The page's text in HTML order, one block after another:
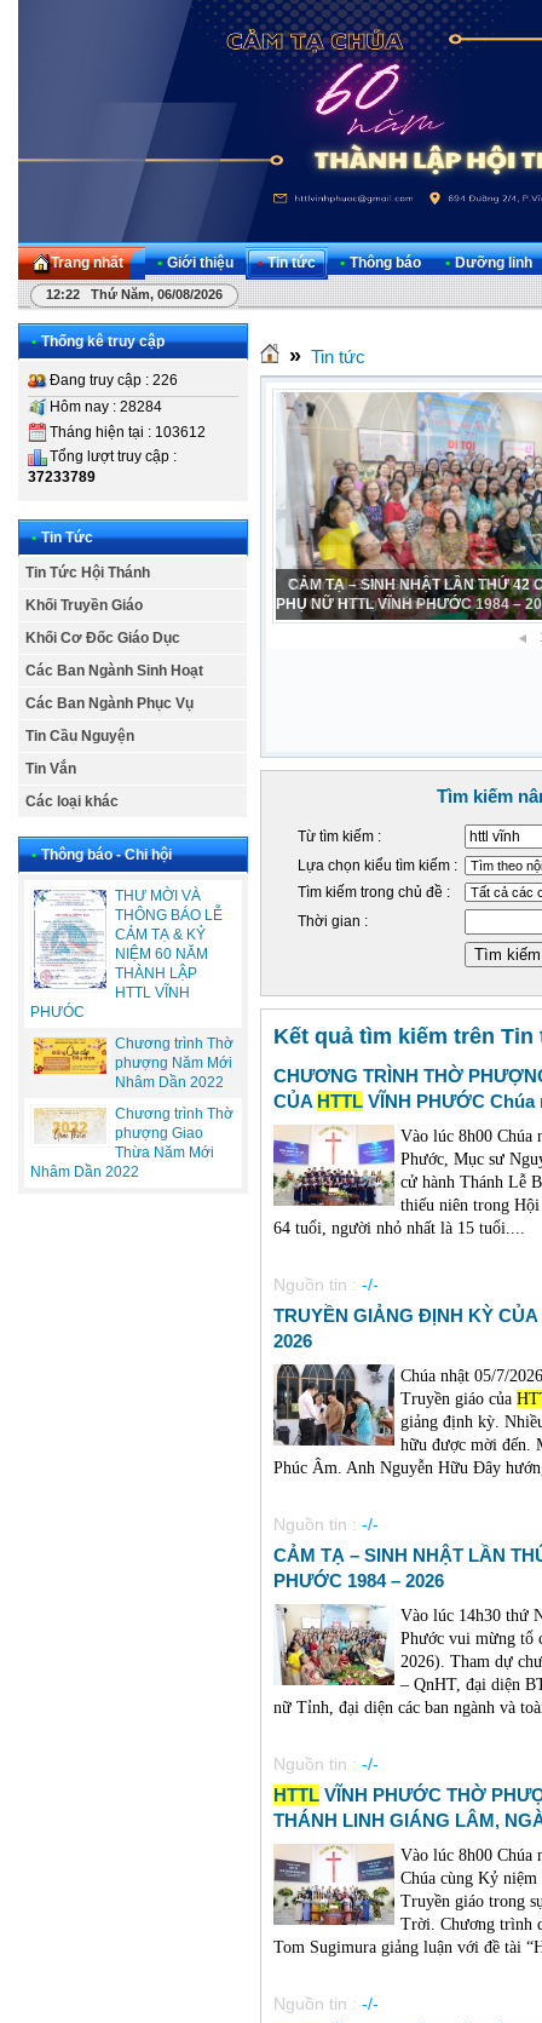
Trang nhất • Giới thiệu • Tin tức • Thông báo • Dưỡng linh
12:22 Thứ Năm, 06/08/2026
• Thống kê truy cập
Đang truy cập : 226
Hôm nay : 28284
Tháng hiện tại : 103612
Tổng lượt truy cập :
37233789
• Tin Tức
Tin Tức Hội Thánh
Khối Truyền Giáo
Khối Cơ Đốc Giáo Dục
Các Ban Ngành Sinh Hoạt
Các Ban Ngành Phục Vụ
Tin Cầu Nguyện
Tin Vắn
Các loại khác
• Thông báo - Chi hội
THƯ MỜI VÀ
THÔNG BÁO LỄ
CẢM TẠ & KỶ
NIỆM 60 NĂM
THÀNH LẬP
HTTL VĨNH
PHƯÓC
Chương trình Thờ
phượng Năm Mới
Nhâm Dần 2022
Chương trình Thờ
phượng Giao
Thừa Năm Mới
Nhâm Dần 2022
» Tin tức
CẢM TẠ – SINH NHẬT LẦN THỨ 42
PHỤ NỮ HTTL VĨNH PHƯỚC 1984 –
Tìm kiếm
Từ tìm kiếm :
Lựa chọn kiểu tìm kiếm :
Tìm kiếm trong chủ đề :
Thời gian :
Kết quả tìm kiếm trên Tin
CHƯƠNG TRÌNH THỜ
CỦA HTTL VĨNH PHƯỚC Chúa
Vào lúc 8h00 Chúa
Phước, Mục sư
cử hành Thánh Lễ
thiếu niên trong
64 tuổi, người nhỏ nhất là 15 tuổi....
Nguồn tin : -/-
TRUYỀN GIẢNG ĐỊNH KỲ CỦA
2026
Chúa nhật 05/7/
Truyền giáo của
giảng định kỳ.
hữu được mời đến.
Phúc Âm. Anh Nguyễn Hữu Đây
Nguồn tin : -/-
CẢM TẠ – SINH NHẬT LẦN
PHƯỚC 1984 – 2026
Vào lúc 14h30 thứ
Phước vui mừng tổ
2026). Tham dự
– QnHT, đại diện
nữ Tỉnh, đại diện các ban ngành và
Nguồn tin : -/-
HTTL VĨNH PHƯỚC THỜ
THÁNH LINH GIÁNG LÂM,
Vào lúc 8h00 Chúa
Chúa cùng Kỷ
Truyền giáo trong
Trời. Chương trình
Tom Sugimura giảng luận với đề tài
Nguồn tin : -/-